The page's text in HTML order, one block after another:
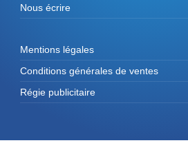
Nous écrire
Mentions légales
Conditions générales de ventes
Régie publicitaire